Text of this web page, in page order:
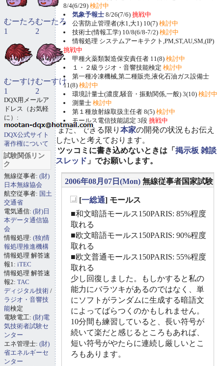
8/4(6/29) 検討中
気象予報士 8/26(7/6) 挑戦中
公害防止管理者(水1,大1) 10(7) 検討中
技術士(情報工学) 10/8(6/8-7/2) 検討中
情報処理 システムアーキテクト,PM,ST,AU,SM,(IP)
挑戦中
甲種火薬類製造保安責任者 11(8) 検討中
１・２級ラジオ・音響技能検定 検討中
第一種冷凍機械,第二種販売,液化石油ガス設備士
11(8) 検討中
環境計量士(濃度,騒音・振動関係,一般) 3(10) 検討中
測量士 検討中
第１種放射線取扱主任者 8(5) 検討中
モールス電信技能認定 3段 挑戦中
また、できる限り 本家の開発の状況もお伝え
したいと考えております。
ツッコミに書き込めないときは「 掲示板 雑談
スレッド 」でお願いします。
2006年08月07日(Mon) 無線従事者国家試験
[一総通] モールス
■和文暗語モールス150PARIS: 85%程度
取れる
■欧文暗語モールス150PARIS: 90%程度
取れる
■欧文普通モールス150PARIS: 55%程度
取れる
少し回復しました。もしかすると私の
能力にバラツキがあるのではなく、単
にソフトがランダムに生成する暗語文
によってばらつくのかもしれません。
10分間も練習していると、長い符号が
続いて楽だと感じるところもあれば、
短い符号がやたらに連続し厳しいとこ
ろもあります。
むーたろ
1
むーたろ
2
むーすけ
1
むーすけ
2
DQX用メールア
ドレス（お気軽
に）:
DQX公式サイト
著作権について
試験関係リン
ク
無線従事者: (財)
日本無線協会
航空従事者: 国土
交通省
電気通信: (財)日
本データ通信協
会
情報処理: (独)情
報処理推進機構
情報処理 解答速
報1: iTEC
情報処理 解答速
報2: TAC
ディジタル技術 /
ラジオ・音響技
能検定
電験電工: (財)電
気技術者試験セ
ンター
エネ管理士: (財)
省エネルギーセ
ンター